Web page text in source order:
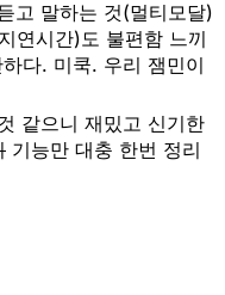
고 말하는 것(멀티모달)
연시간)도 불편함 느끼
다. 미쿡. 우리 잼민이
같으니 재밌고 신기한
기능만 대충 한번 정리